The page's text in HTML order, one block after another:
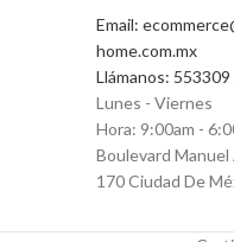
Email:
home.com.mx
Llámanos: 553309
Lunes - Viernes
Hora: 9:00am -
Boulevard Manuel
170 Ciudad De